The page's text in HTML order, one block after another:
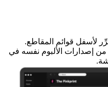
لأسفل قوائم المقاطع.
من إصدارات الألبوم نفسه في